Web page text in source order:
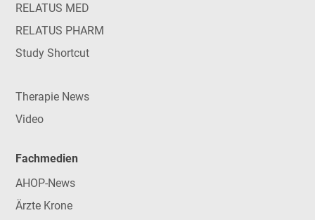
RELATUS MED
RELATUS PHARM
Study Shortcut
Therapie News
Video
Fachmedien
AHOP-News
Ärzte Krone